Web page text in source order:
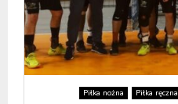
Piłka nożna Piłka ręczna